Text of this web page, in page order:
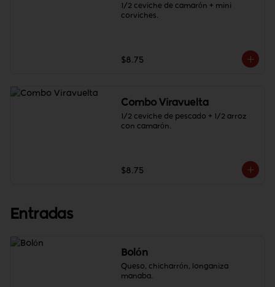
1/2 ceviche de camarón + mini
corviches.
$8.75
Combo Viravuelta
1/2 ceviche de pescado + 1/2 arroz
con camarón.
$8.75
Entradas
Bolón
Queso, chicharrón, longaniza
manaba.